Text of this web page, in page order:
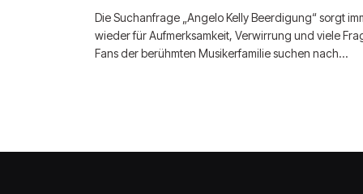
Die Suchanfrage „Angelo Kelly Beerdigung“ sorgt
wieder für Aufmerksamkeit, Verwirrung und viele
Fans der berühmten Musikerfamilie suchen nach…